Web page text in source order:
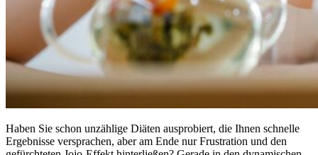
Haben Sie schon unzählige Diäten ausprobiert, die Ihnen schnelle
Ergebnisse versprachen, aber am Ende nur Frustration und den